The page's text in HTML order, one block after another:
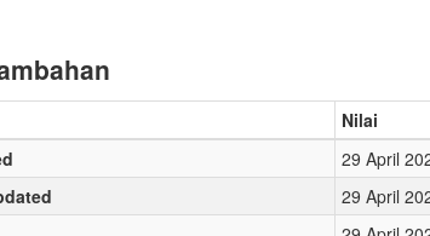
Nilai
29 April
29 April